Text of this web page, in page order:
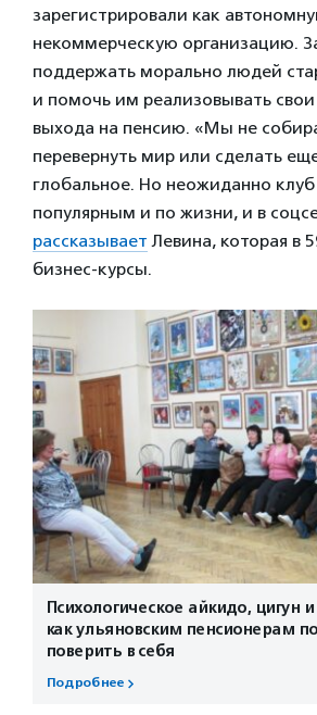
зарегистрировали как
некоммерческую организацию.
поддержать морально людей
и помочь им реализовывать
выхода на пенсию. «Мы не
перевернуть мир или сделать
глобальное. Но неожиданно клуб
популярным и по жизни, и в
рассказывает Левина, которая в
бизнес-курсы.
Психологическое айкидо, цигун
как ульяновским пенсионерам
поверить в себя
Подробнее